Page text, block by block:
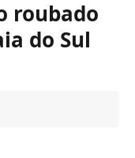
roubado
do Sul